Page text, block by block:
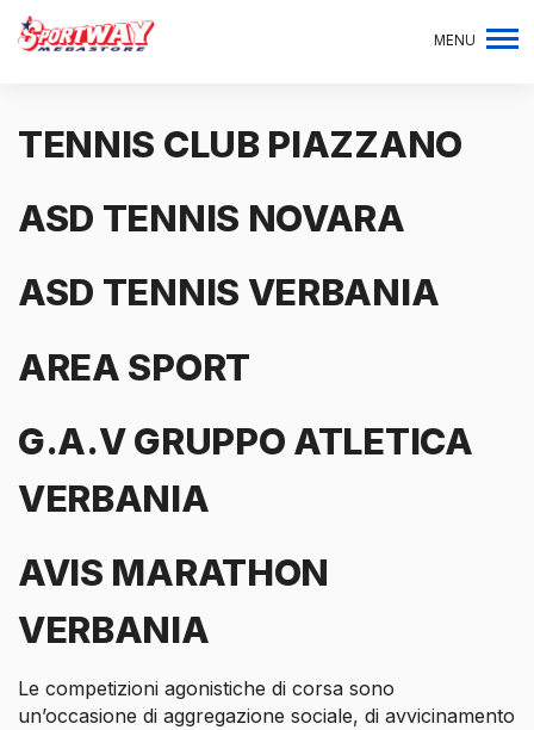
MENU
TENNIS CLUB PIAZZANO
ASD TENNIS NOVARA
ASD TENNIS VERBANIA
AREA SPORT
G.A.V GRUPPO ATLETICA
VERBANIA
AVIS MARATHON
VERBANIA
Le competizioni agonistiche di corsa sono
un’occasione di aggregazione sociale, di avvicinamento